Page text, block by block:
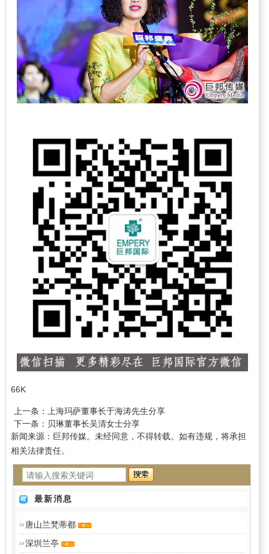
66K
上一条：
上海玛萨董事长于海涛先生分享
下一条： 贝琳董事长吴清女士分享
新闻来源：巨邦传媒。未经同意，不得转载。如有违规，将承担
相关法律责任。
最新消息
唐山兰梵蒂都
深圳兰亭